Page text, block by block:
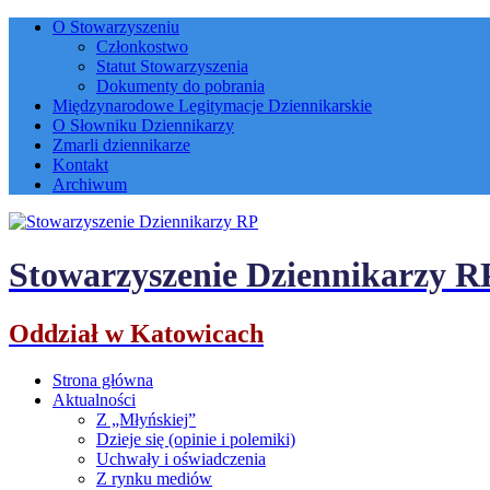
O Stowarzyszeniu
Członkostwo
Statut Stowarzyszenia
Dokumenty do pobrania
Międzynarodowe Legitymacje Dziennikarskie
O Słowniku Dziennikarzy
Zmarli dziennikarze
Kontakt
Archiwum
Stowarzyszenie Dziennikarzy
Oddział w Katowicach
Strona główna
Aktualności
Z „Młyńskiej”
Dzieje się (opinie i polemiki)
Uchwały i oświadczenia
Z rynku mediów